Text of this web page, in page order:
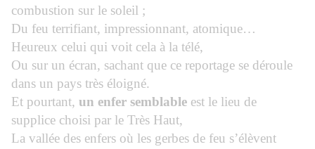
combustion sur le soleil ;
Du feu terrifiant, impressionnant, atomique…
Heureux celui qui voit cela à la télé,
Ou sur un écran, sachant que ce reportage se déroule
dans un pays très éloigné.
Et pourtant, un enfer semblable est le lieu de
supplice choisi par le Très Haut,
La vallée des enfers où les gerbes de feu s’élèvent